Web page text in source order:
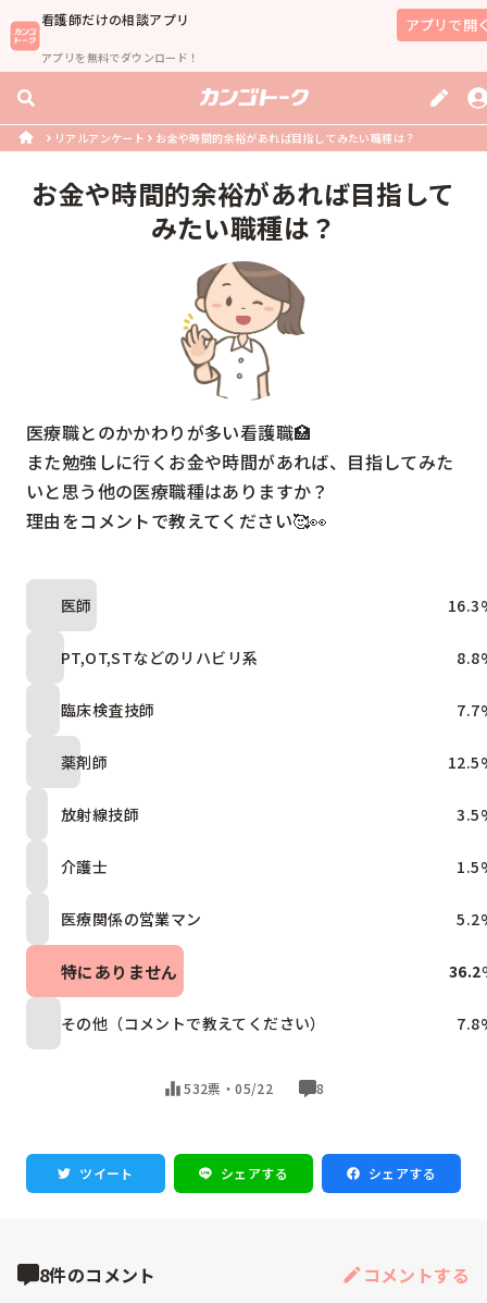
看護師だけの相談アプリ
アプリを無料でダウンロード！
アプリで開
リアルアンケート お金や時間的余裕があれば目指してみたい職種は？
お金や時間的余裕があれば目指して
みたい職種は？
医療職とのかかわりが多い看護職🏥
また勉強しに行くお金や時間があれば、目指してみた
いと思う他の医療職種はありますか？
理由をコメントで教えてください🥰👀
医師 16.3
PT,OT,STなどのリハビリ系 8.8
臨床検査技師 7.7
薬剤師 12.5
放射線技師 3.5
介護士 1.5
医療関係の営業マン 5.2
特にありません 36.2
その他（コメントで教えてください） 7.8
532票・05/22 8
ツイート シェアする シェアする
8件のコメント コメントする